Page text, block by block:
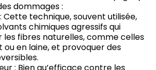
dommages :
Cette technique, souvent utilisée,
chimiques agressifs qui
les fibres naturelles, comme celles
ou en laine, et provoquer des
: Bien qu’efficace contre les